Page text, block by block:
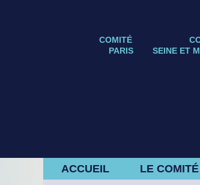
COMITÉ
SEINE ET
PARIS
ACCUEIL LE COMITÉ